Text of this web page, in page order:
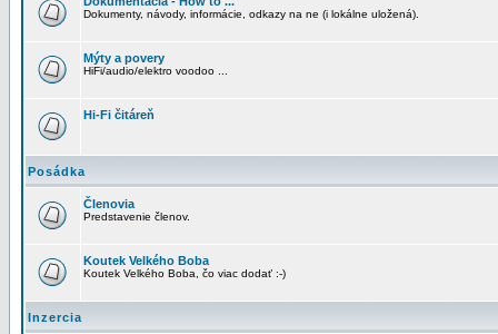
Dokumenty, návody, informácie, odkazy na ne (i lokálne uložená).
Mýty a povery
HiFi/audio/elektro voodoo ...
Hi-Fi čitáreň
Posádka
Členovia
Predstavenie členov.
Koutek Velkého Boba
Koutek Velkého Boba, čo viac dodať :-)
Inzercia